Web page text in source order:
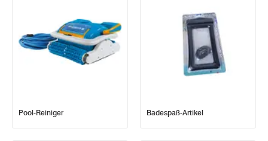
Pool-Reiniger Badespaß-Artikel